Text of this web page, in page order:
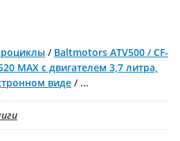
/ Baltmotors ATV500 / CF-
MAX c двигателем 3,7 литра,
виде / ...